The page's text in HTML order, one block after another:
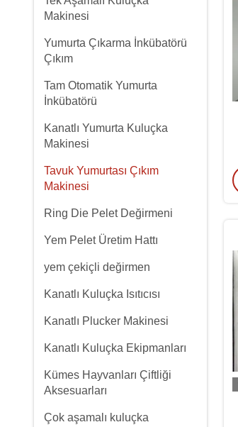
Makinesi
Yumurta Çıkarma İnkübatörü
Çıkım
Tam Otomatik Yumurta
İnkübatörü
Kanatlı Yumurta Kuluçka
Makinesi
Tavuk Yumurtası Çıkım
Makinesi
Ring Die Pelet Değirmeni
Yem Pelet Üretim Hattı
yem çekiçli değirmen
Kanatlı Kuluçka Isıtıcısı
Kanatlı Plucker Makinesi
Kanatlı Kuluçka Ekipmanları
Kümes Hayvanları Çiftliği
Aksesuarları
Çok aşamalı kuluçka